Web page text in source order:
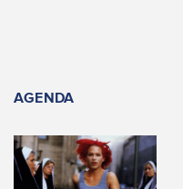
AGENDA